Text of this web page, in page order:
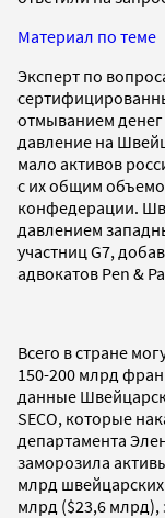
Материал по теме
Эксперт по
отмыванием
давление на
мало активов
с их общим
конфедерации.
давлением
участниц G7,
адвокатов Pen &
Всего в стране
150-200 млрд
данные
SECO, которые
департамента
заморозила
млрд
млрд ($23,6